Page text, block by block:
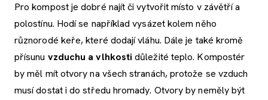
Pro kompost je dobré najít či vytvořit místo v závětří a
polostínu. Hodí se například vysázet kolem něho
různorodé keře, které dodají vláhu. Dále je také kromě
přísunu vzduchu a vlhkosti důležité teplo. Kompostér
by měl mít otvory na všech stranách, protože se vzduch
musí dostat i do středu hromady. Otvory by neměly být